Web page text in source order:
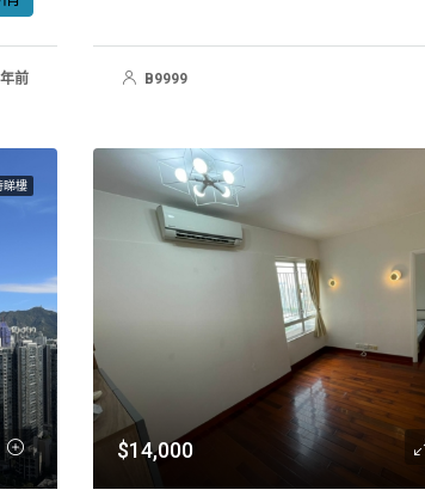
前 B9999
睇樓
$14,000